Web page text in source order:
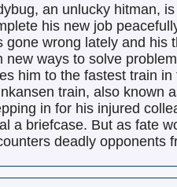
an unlucky hitman,
his new job
gone wrong lately and his
new ways to solve
him to the fastest train in
train, also known
in for his injured
a briefcase. But as fate
deadly opponents